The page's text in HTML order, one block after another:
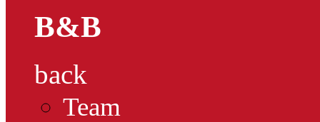
B&B
back
Team